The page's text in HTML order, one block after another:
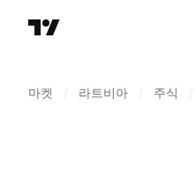
마켓 라트비아 주식